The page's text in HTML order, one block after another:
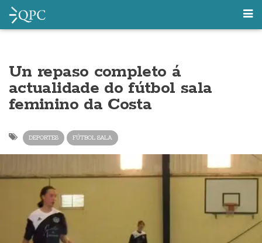
Un repaso completo á
actualidade do fútbol sala
feminino da Costa
DEPORTES FÚTBOL SALA